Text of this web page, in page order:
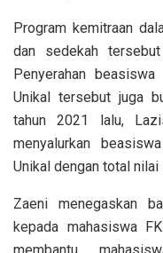
Program kemitraan
dan sedekah
Penyerahan
Unikal tersebut juga
tahun 2021 lalu,
menyalurkan
Unikal dengan total nilai
Zaeni menegaskan
kepada mahasiswa